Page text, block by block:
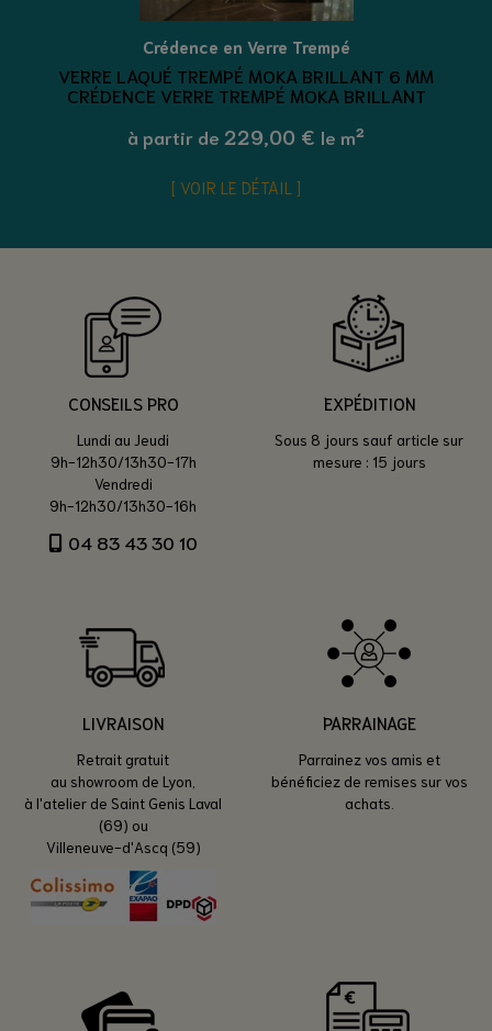
Crédence en Verre Trempé
VERRE LAQUÉ TREMPÉ MOKA BRILLANT 6 MM
CRÉDENCE VERRE TREMPÉ MOKA BRILLANT
à partir de 229,00 € le m²
VOIR LE DÉTAIL
CONSEILS PRO
Lundi au Jeudi
9h-12h30/13h30-17h
Vendredi
9h-12h30/13h30-16h
04 83 43 30 10
EXPÉDITION
Sous 8 jours sauf article sur
mesure : 15 jours
LIVRAISON
Retrait gratuit
au showroom de Lyon,
à l'atelier de Saint Genis Laval
(69) ou
Villeneuve-d'Ascq (59)
PARRAINAGE
Parrainez vos amis et
bénéficiez de remises sur vos
achats.